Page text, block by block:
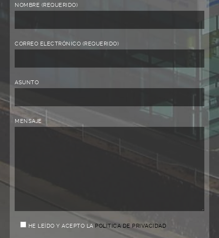
NOMBRE (REQUERIDO)
CORREO ELECTRÓNICO (REQUERIDO)
ASUNTO
MENSAJE
HE LEÍDO Y ACEPTO LA POLÍTICA DE PRIVACIDAD